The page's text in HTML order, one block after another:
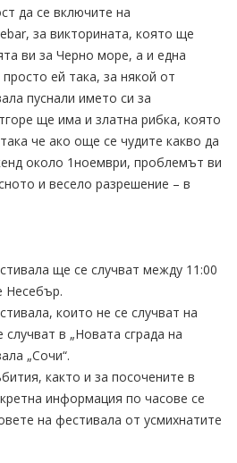
да се включите на
за викторината, която ще
ви за Черно море, а и една
ей така, за някой от
пуснали името си за
ще има и златна рибка, която
че ако още се чудите какво да
около 1ноември, проблемът ви
и весело разрешение – в
ще се случват между 11:00
Несебър.
които не се случват на
в „Новата сграда на
„Сочи“.
както и за посочените в
информация по часове се
на фестивала от усмихнатите